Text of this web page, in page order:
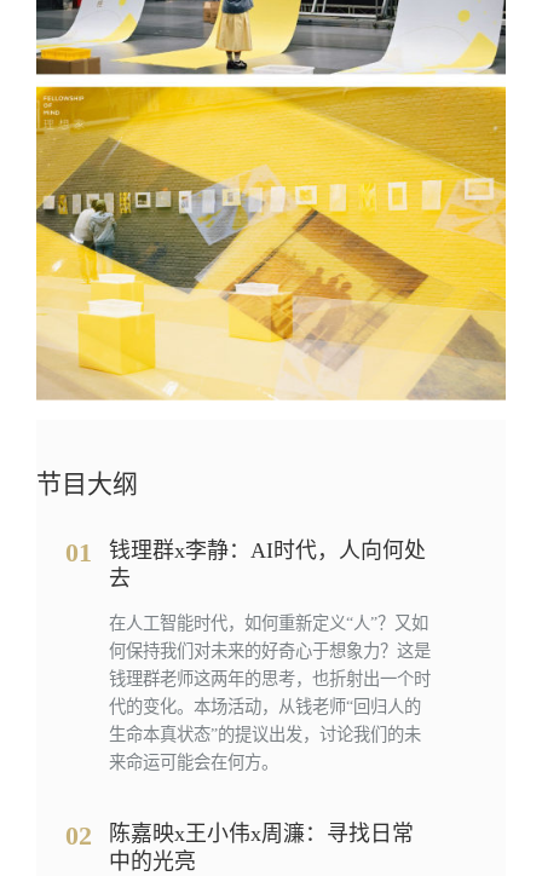
节目大纲
01
钱理群x李静：AI时代，人向何处
去
在人工智能时代，如何重新定义“人”？又如
何保持我们对未来的好奇心于想象力？这是
钱理群老师这两年的思考，也折射出一个时
代的变化。本场活动，从钱老师“回归人的
生命本真状态”的提议出发，讨论我们的未
来命运可能会在何方。
02
陈嘉映x王小伟x周濂：寻找日常
中的光亮